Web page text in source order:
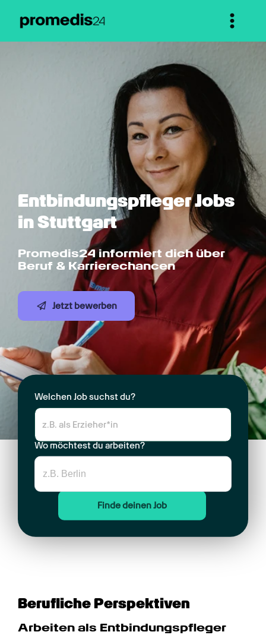
Entbindungspfleger Jobs
in Stuttgart
Promedis24 informiert dich über
Beruf & Karrierechancen
Jetzt bewerben
Welchen Job suchst du?
Wo möchtest du arbeiten?
Finde deinen Job
Berufliche Perspektiven
Arbeiten als Entbindungspfleger